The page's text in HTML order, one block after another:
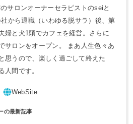
サロンオーナーセラピストのseiと
から退職（いわゆる脱サラ）後、第
婦と犬1頭でカフェを経営。さらに
サロンをオープン。 まあ人生色々あ
思うので、楽しく過ごして終えた
人間です。